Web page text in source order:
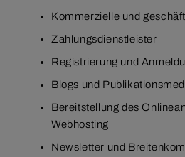
Kommerzielle und
Zahlungsdienstleister
Registrierung und
Blogs und
Bereitstellung des
Webhosting
Newsletter und